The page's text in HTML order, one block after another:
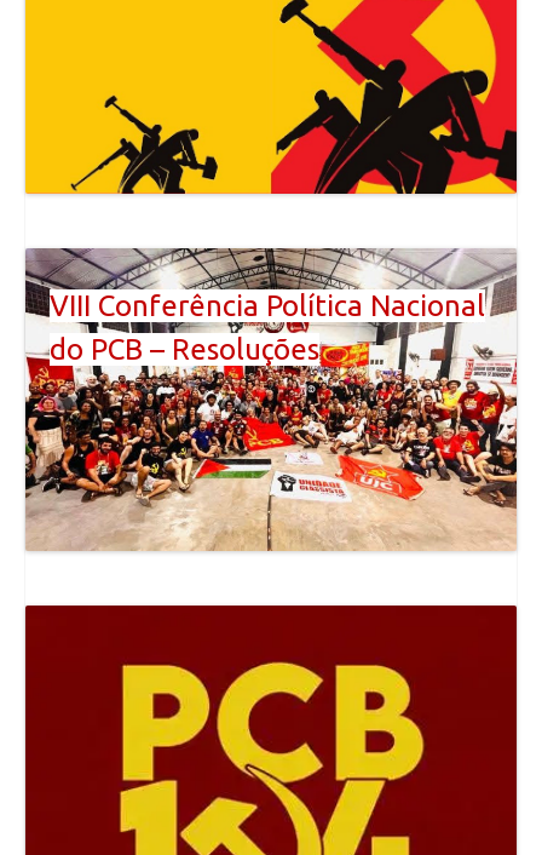
VIII Conferência Política Nacional
do PCB – Resoluções